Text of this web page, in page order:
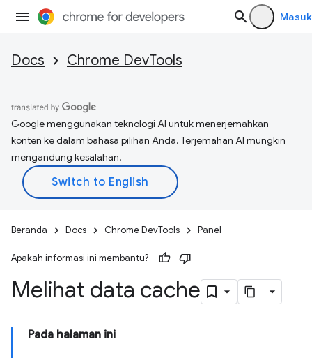
Masuk
Docs Chrome DevTools
Google menggunakan teknologi AI untuk menerjemahkan
konten ke dalam bahasa pilihan Anda. Terjemahan AI mungkin
mengandung kesalahan.
Beranda Docs Chrome DevTools Panel
Apakah informasi ini membantu?
Melihat data cache
Pada halaman ini